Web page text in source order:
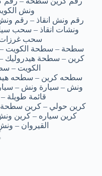
ونش
رقم ونش انقاذ – رقم
ونشات انقاذ – سحب
سحب
سطحة – سطحة
كرين – سطحة
الكويت –
سطحه كرين – سطحه
ونش – سيارة ونش –
قائمة طويلة
كرين حولي – كرين
كرين سياره – كرين
القيروان –